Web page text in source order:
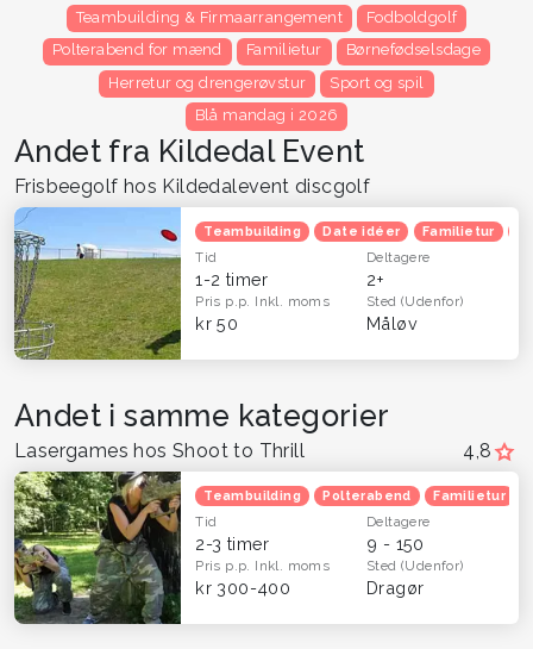
Teambuilding & Firmaarrangement
Fodboldgolf
Polterabend for mænd
Familietur
Børnefødselsdage
Herretur og drengerøvstur
Sport og spil
Blå mandag i 2026
Andet fra Kildedal Event
Frisbeegolf hos Kildedalevent discgolf
Teambuilding Date idéer Familietur
Tid
1-2 timer
Deltagere
2+
Pris p.p. Inkl. moms
kr 50
Sted(Udenfor)
Måløv
Andet i samme kategorier
4,8
Lasergames hos Shoot to Thrill
Teambuilding Polterabend Familietur
Tid
2-3 timer
Deltagere
9 - 150
Pris p.p. Inkl. moms
kr 300-400
Sted(Udenfor)
Dragør